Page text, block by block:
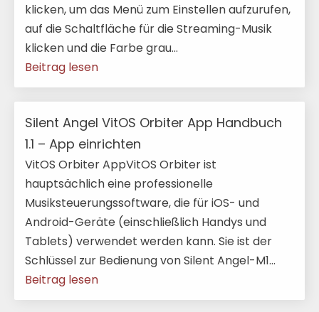
klicken, um das Menü zum Einstellen aufzurufen,
auf die Schaltfläche für die Streaming-Musik
klicken und die Farbe grau...
Beitrag lesen
Silent Angel VitOS Orbiter App Handbuch
1.1 – App einrichten
VitOS Orbiter AppVitOS Orbiter ist
hauptsächlich eine professionelle
Musiksteuerungssoftware, die für iOS- und
Android-Geräte (einschließlich Handys und
Tablets) verwendet werden kann. Sie ist der
Schlüssel zur Bedienung von Silent Angel-M1...
Beitrag lesen